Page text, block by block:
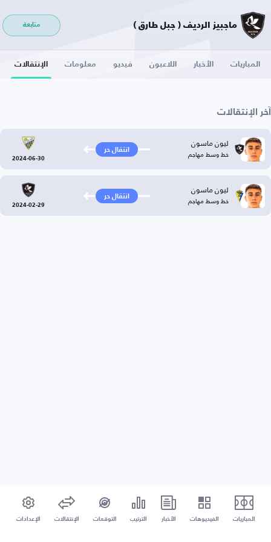
ماجبيز الرديف ( جبل طارق ) متابعة
المباريات الأخبار اللاعبون فيديو معلومات الإنتقالات
آخر الإنتقالات
ليون ماسون
خط وسط مهاجم انتقال حر
2024-06-30
ليون ماسون
خط وسط مهاجم انتقال حر
2024-02-29
المباريات الفيديوهات الأخبار الترتيب التوقعات الإنتقالات الإعدادات